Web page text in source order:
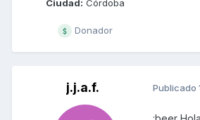
Ciudad: Córdoba
Donador
j.j.a.f. Publicado